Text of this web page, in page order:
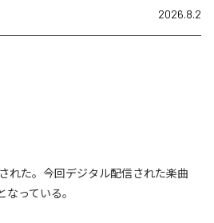
2026.8.2
された。今回デジタル配信された楽曲
なっている。